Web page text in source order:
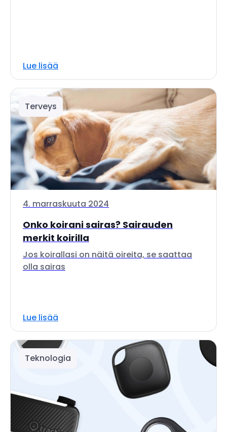
Lue lisää
Terveys
4. marraskuuta 2024
Onko koirani sairas? Sairauden
merkit koirilla
Jos koirallasi on näitä oireita, se saattaa
olla sairas
Lue lisää
Teknologia